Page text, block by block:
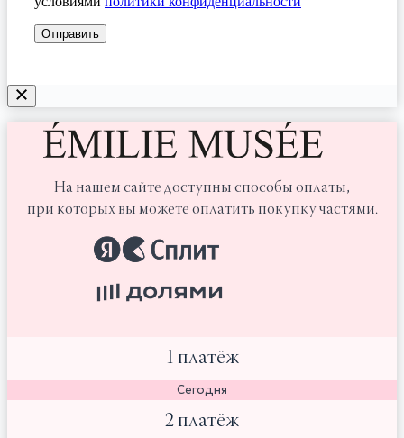
На нашем сайте доступны способы оплаты,
при которых вы можете оплатить покупку частями.
1 платёж
Сегодня
2 платёж